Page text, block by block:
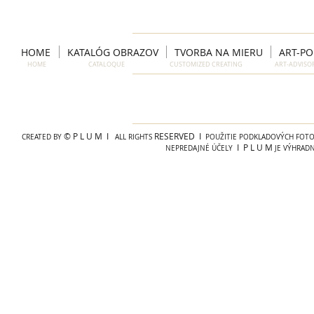
HOME KATALÓG OBRAZOV TVORBA NA MIERU ART-
HOME CATALOQUE CUSTOMIZED CREATING ART-
CREATED BY © P L U M I ALL RIGHTS RESERVED I POUŽITIE PODKLADOVÝCH
NEPREDAJNÉ ÚČELY I P L U M JE